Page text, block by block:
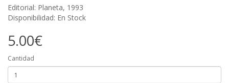
Editorial: Planeta, 1993
Disponibilidad: En Stock
5.00€
Cantidad